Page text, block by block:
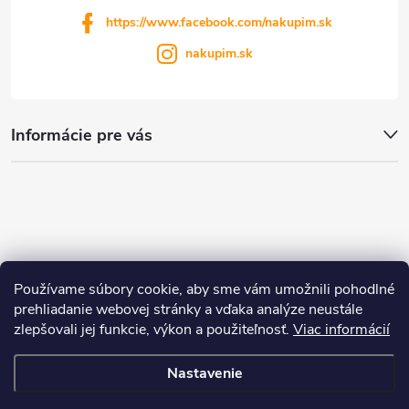
Používame súbory cookie, aby sme vám umožnili pohodlné
prehliadanie webovej stránky a vďaka analýze neustále
zlepšovali jej funkcie, výkon a použiteľnosť. Viac informácií
Nastavenie
Informácie pre vás
https://www.facebook.com/nakupim.sk
nakupim.sk
Copyright 2026